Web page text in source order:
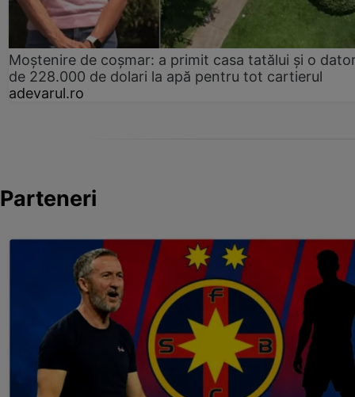
Moștenire de coșmar: a primit casa tatălui și o
de 228.000 de dolari la apă pentru tot cartierul
adevarul.ro
Parteneri